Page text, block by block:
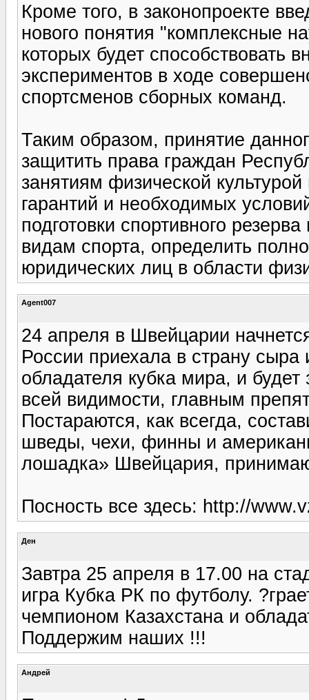
Кроме того, в законопроекте
нового понятия "комплексные
которых будет способствовать
экспериментов в ходе
спортсменов сборных команд.
Таким образом, принятие
защитить права граждан
занятиям физической
гарантий и необходимых
подготовки спортивного
видам спорта, определить
юридических лиц в области
Agent007
24 апреля в Швейцарии
России приехала в страну сыра
обладателя кубка мира, и
всей видимости, главным
Постараются, как всегда,
шведы, чехи, финны и
лошадка» Швейцария,
Посность все здесь: http://
Ден
Завтра 25 апреля в 17.00 на
игра Кубка РК по футболу.
чемпионом Казахстана и
Поддержим наших !!!
Андрей